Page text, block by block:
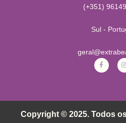
(+351)
Sul -
Copyright © 2025. Todos